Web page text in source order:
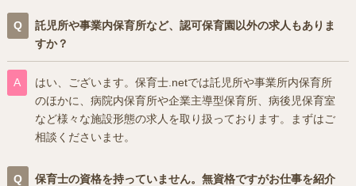
託児所や事業内保育所など、認可保育園以外の求人もありま
すか？
はい、ございます。保育士.netでは託児所や事業所内保育所
のほかに、病院内保育所や企業主導型保育所、病後児保育室
など様々な施設形態の求人を取り扱っております。まずはご
相談くださいませ。
保育士の資格を持っていません。無資格ですがお仕事を紹介